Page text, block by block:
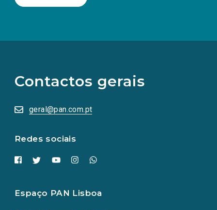
Contactos gerais
geral@pan.com.pt
Redes sociais
redes
sociais
numa
nova
Espaço PAN Lisboa